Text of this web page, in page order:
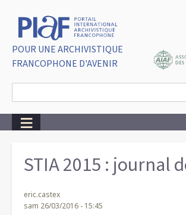
POUR UNE ARCHIVISTIQUE
FRANCOPHONE D'AVENIR
STIA 2015 : journal
eric.castex
sam 26/03/2016 - 15:45